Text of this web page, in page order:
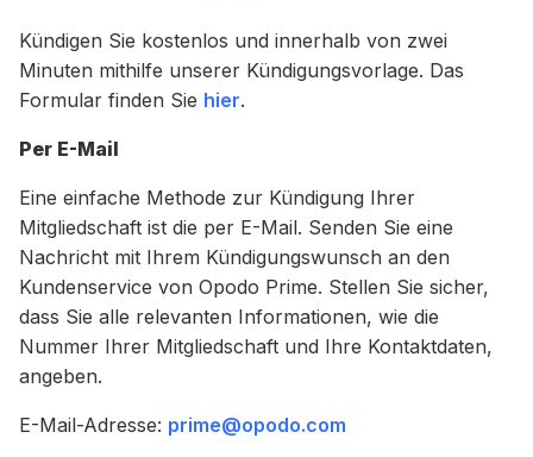
Kündigen Sie kostenlos und innerhalb von zwei
Minuten mithilfe unserer Kündigungsvorlage. Das
Formular finden Sie hier.
Per E-Mail
Eine einfache Methode zur Kündigung Ihrer
Mitgliedschaft ist die per E-Mail. Senden Sie eine
Nachricht mit Ihrem Kündigungswunsch an den
Kundenservice von Opodo Prime. Stellen Sie sicher,
dass Sie alle relevanten Informationen, wie die
Nummer Ihrer Mitgliedschaft und Ihre Kontaktdaten,
angeben.
E-Mail-Adresse: prime@opodo.com